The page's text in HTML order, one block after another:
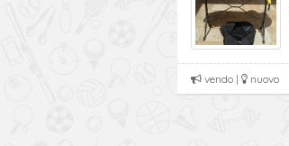
vendo | nuovo